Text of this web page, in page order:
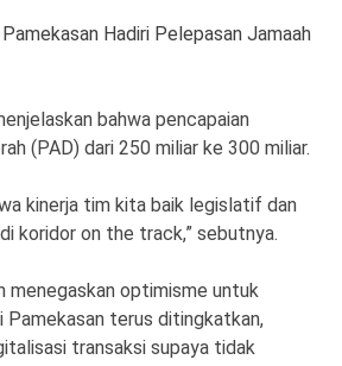
Hadiri Pelepasan Jamaah
bahwa pencapaian
(PAD) dari 250 miliar ke 300 miliar.
kinerja tim kita baik legislatif dan
koridor on the track,” sebutnya.
menegaskan optimisme untuk
Pamekasan terus ditingkatkan,
transaksi supaya tidak